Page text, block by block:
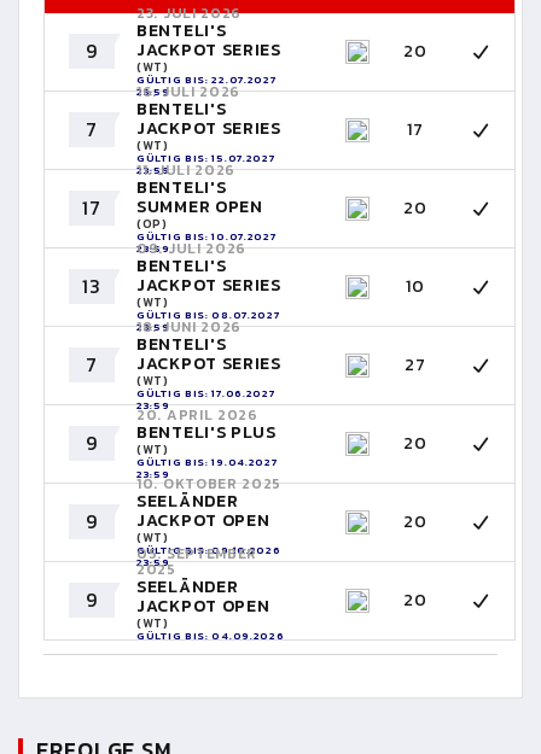
9
23. JULI 2026
BENTELI'S
JACKPOT SERIES
(WT)
GÜLTIG BIS: 22.07.2027
23:59
20
7
16. JULI 2026
BENTELI'S
JACKPOT SERIES
(WT)
GÜLTIG BIS: 15.07.2027
23:59
17
17
11. JULI 2026
BENTELI'S
SUMMER OPEN
(OP)
GÜLTIG BIS: 10.07.2027
23:59
20
13
09. JULI 2026
BENTELI'S
JACKPOT SERIES
(WT)
GÜLTIG BIS: 08.07.2027
23:59
10
7
18. JUNI 2026
BENTELI'S
JACKPOT SERIES
(WT)
GÜLTIG BIS: 17.06.2027
23:59
27
9
20. APRIL 2026
BENTELI'S PLUS
(WT)
GÜLTIG BIS: 19.04.2027
23:59
20
9
10. OKTOBER 2025
SEELÄNDER
JACKPOT OPEN
(WT)
GÜLTIG BIS: 09.10.2026
23:59
20
9
05. SEPTEMBER
2025
SEELÄNDER
JACKPOT OPEN
(WT)
GÜLTIG BIS: 04.09.2026
20